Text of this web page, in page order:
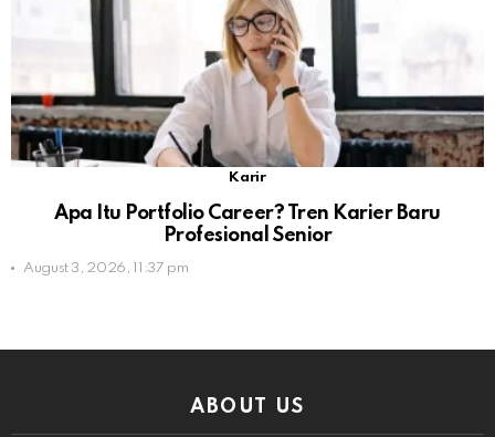
Karir
Apa Itu Portfolio Career? Tren Karier Baru
Profesional Senior
August 3, 2026, 11:37 pm
ABOUT US